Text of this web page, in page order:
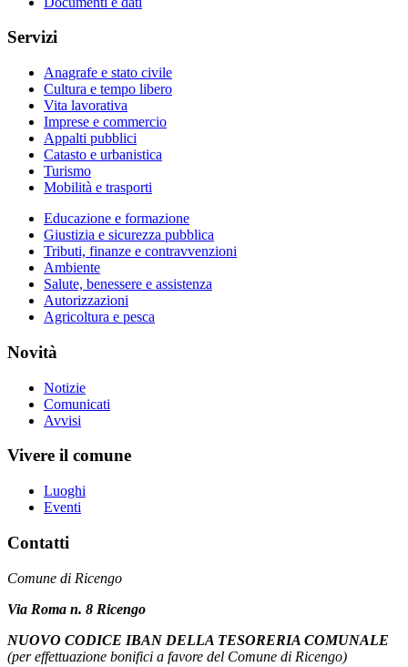
Servizi
Anagrafe e stato civile
Cultura e tempo libero
Vita lavorativa
Imprese e commercio
Appalti pubblici
Catasto e urbanistica
Turismo
Mobilità e trasporti
Educazione e formazione
Giustizia e sicurezza pubblica
Tributi, finanze e contravvenzioni
Ambiente
Salute, benessere e assistenza
Autorizzazioni
Agricoltura e pesca
Novità
Notizie
Comunicati
Avvisi
Vivere il comune
Luoghi
Eventi
Contatti
Comune di Ricengo
Via Roma n. 8 Ricengo
NUOVO CODICE IBAN DELLA TESORERIA COMUNALE
(per effettuazione bonifici a favore del Comune di Ricengo)